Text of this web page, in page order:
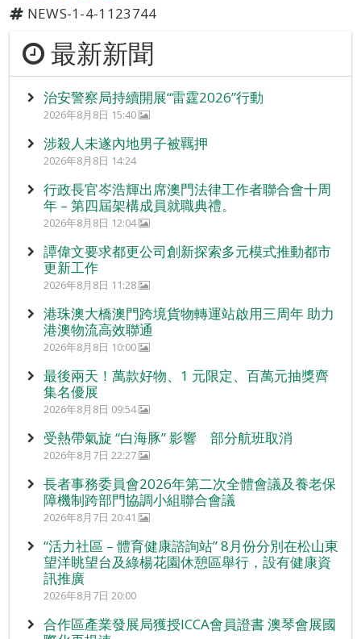
NEWS-1-4-1123744
最新新聞
治安警察局持續開展“雷霆2026”行動
2026年8月8日 15:40
涉殺人未遂內地男子被羈押
2026年8月8日 14:24
行政長官岑浩輝出席澳門法律工作者聯合會十周
年 – 第四屆架構成員就職典禮。
2026年8月8日 12:04
譚偉文要求都更公司創新探索多元模式推動都市
更新工作
2026年8月8日 11:28
港珠澳大橋澳門跨境貨物轉運站啟用三周年 助力
港澳物流高效聯通
2026年8月8日 10:00
最後兩天！萬款好物、1 元限定、百萬元抽獎齊
集名優展
2026年8月8日 09:54
受熱帶氣旋 “白海豚” 影響 部分航班取消
2026年8月7日 22:27
長者事務委員會2026年第二次全體會議及養老保
障機制跨部門協調小組聯合會議
2026年8月7日 20:41
“活力社區 – 體育健康諮詢站” 8月份分別在松山東
望洋眺望台及綠楊花園休憩區舉行，設有健康資
訊推廣
2026年8月7日 20:00
合作區產業發展局獲授ICCA會員證書 澳琴會展國